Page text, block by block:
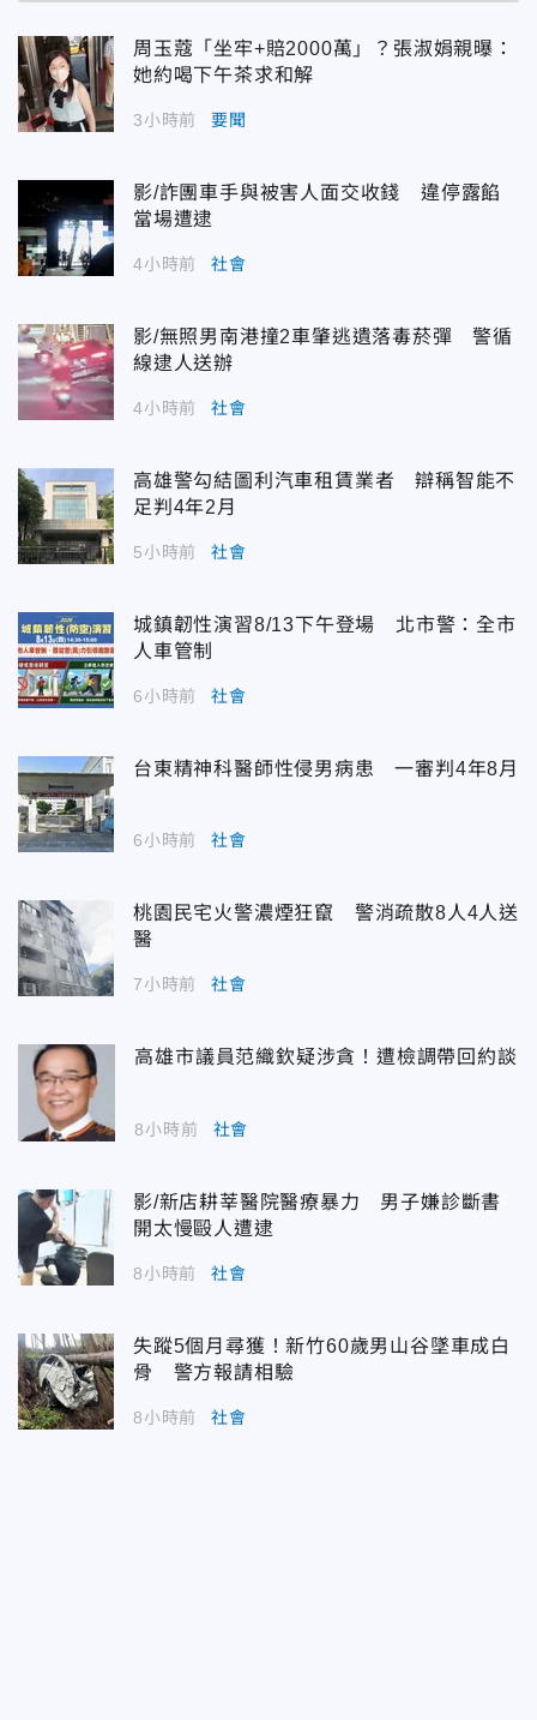
周玉蔻「坐牢+賠2000萬」？張淑娟親曝：
她約喝下午茶求和解
3小時前 要聞
影/詐團車手與被害人面交收錢 違停露餡
當場遭逮
4小時前 社會
影/無照男南港撞2車肇逃遺落毒菸彈 警循
線逮人送辦
4小時前 社會
高雄警勾結圖利汽車租賃業者 辯稱智能不
足判4年2月
5小時前 社會
城鎮韌性演習8/13下午登場 北市警：全市
人車管制
6小時前 社會
台東精神科醫師性侵男病患 一審判4年8月
6小時前 社會
桃園民宅火警濃煙狂竄 警消疏散8人4人送
醫
7小時前 社會
高雄市議員范織欽疑涉貪！遭檢調帶回約談
8小時前 社會
影/新店耕莘醫院醫療暴力 男子嫌診斷書
開太慢毆人遭逮
8小時前 社會
失蹤5個月尋獲！新竹60歲男山谷墜車成白
骨 警方報請相驗
8小時前 社會